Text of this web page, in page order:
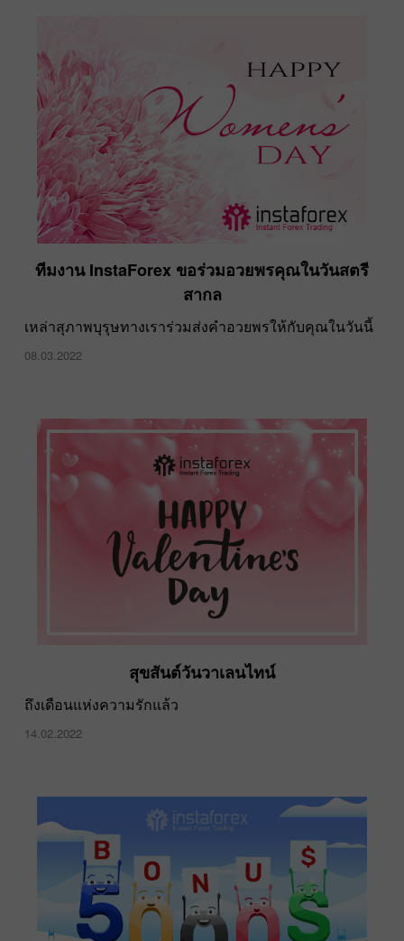
ทีมงาน InstaForex ขอร่วมอวยพรคุณในวันสตรี
สากล
เหล่าสุภาพบุรุษทางเราร่วมส่งคำอวยพรให้กับคุณในวันนี้
08.03.2022
สุขสันต์วันวาเลนไทน์
ถึงเดือนแห่งความรักแล้ว
14.02.2022